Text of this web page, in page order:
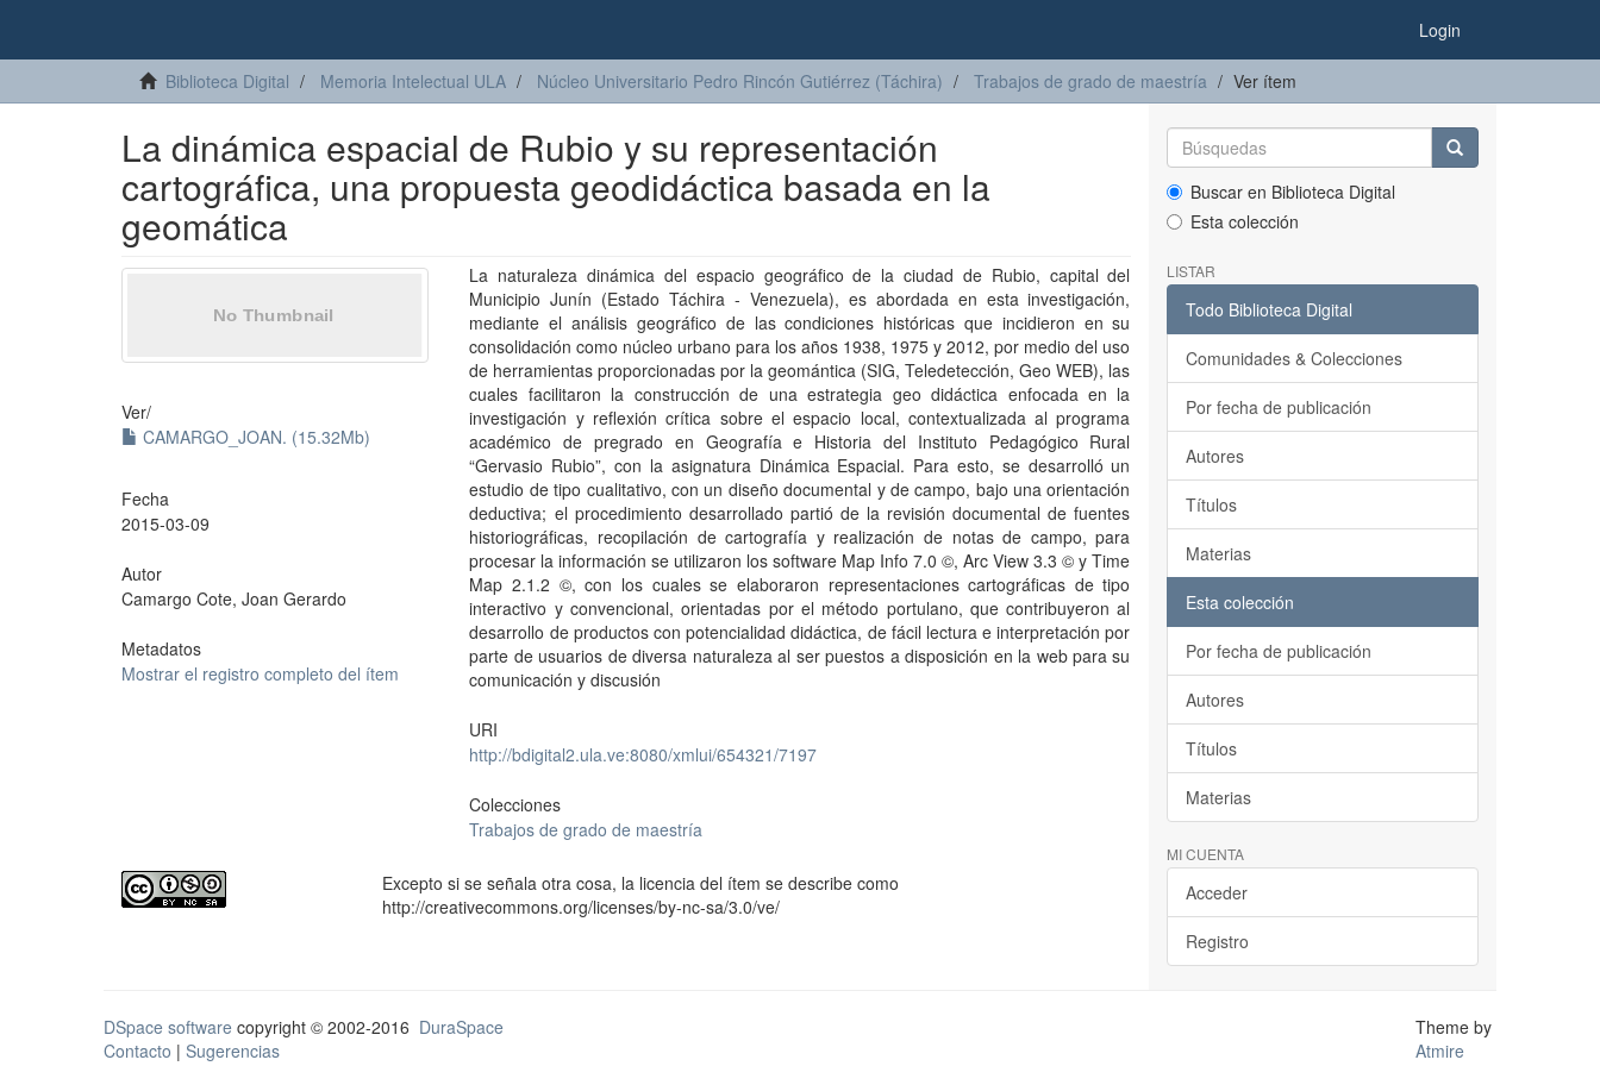
Login
Biblioteca Digital Memoria Intelectual ULA Núcleo Universitario Pedro Rincón Gutiérrez (Táchira) Trabajos de grado de maestría Ver ítem
La dinámica espacial de Rubio y su representación
cartográfica, una propuesta geodidáctica basada en la
geomática
Ver/
CAMARGO_JOAN. (15.32Mb)
Fecha
2015-03-09
Autor
Camargo Cote, Joan Gerardo
Metadatos
Mostrar el registro completo del ítem
La naturaleza dinámica del espacio geográfico de la ciudad de Rubio, capital del
Municipio Junín (Estado Táchira - Venezuela), es abordada en esta investigación,
mediante el análisis geográfico de las condiciones históricas que incidieron en su
consolidación como núcleo urbano para los años 1938, 1975 y 2012, por medio del uso
de herramientas proporcionadas por la geomántica (SIG, Teledetección, Geo WEB), las
cuales facilitaron la construcción de una estrategia geo didáctica enfocada en la
investigación y reflexión crítica sobre el espacio local, contextualizada al programa
académico de pregrado en Geografía e Historia del Instituto Pedagógico Rural
“Gervasio Rubio”, con la asignatura Dinámica Espacial. Para esto, se desarrolló un
estudio de tipo cualitativo, con un diseño documental y de campo, bajo una orientación
deductiva; el procedimiento desarrollado partió de la revisión documental de fuentes
historiográficas, recopilación de cartografía y realización de notas de campo, para
procesar la información se utilizaron los software Map Info 7.0 ©, Arc View 3.3 © y Time
Map 2.1.2 ©, con los cuales se elaboraron representaciones cartográficas de tipo
interactivo y convencional, orientadas por el método portulano, que contribuyeron al
desarrollo de productos con potencialidad didáctica, de fácil lectura e interpretación por
parte de usuarios de diversa naturaleza al ser puestos a disposición en la web para su
comunicación y discusión
URI
http://bdigital2.ula.ve:8080/xmlui/654321/7197
Colecciones
Trabajos de grado de maestría
Excepto si se señala otra cosa, la licencia del ítem se describe como
http://creativecommons.org/licenses/by-nc-sa/3.0/ve/
Buscar en Biblioteca Digital
Esta colección
LISTAR
Todo Biblioteca Digital
Comunidades & Colecciones
Por fecha de publicación
Autores
Títulos
Materias
Esta colección
Por fecha de publicación
Autores
Títulos
Materias
MI CUENTA
Acceder
Registro
DSpace software copyright © 2002-2016 DuraSpace
Contacto | Sugerencias
Theme by
Atmire